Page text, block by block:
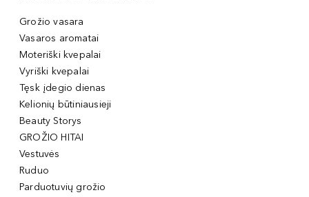
Grožio vasara
Vasaros aromatai
Moteriški kvepalai
Vyriški kvepalai
Tęsk įdegio dienas
Kelionių būtiniausieji
Beauty Storys
GROŽIO HITAI
Vestuvės
Ruduo
Parduotuvių grožio